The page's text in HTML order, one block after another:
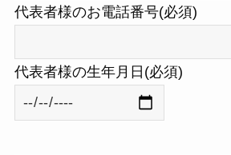
代表者様のお電話番号(必須)
代表者様の生年月日(必須)